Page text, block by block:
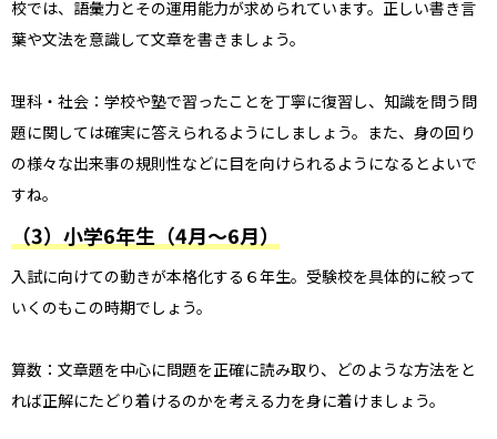
校では、語彙力とその運用能力が求められています。正しい書き言
葉や文法を意識して文章を書きましょう。
理科・社会：学校や塾で習ったことを丁寧に復習し、知識を問う問
題に関しては確実に答えられるようにしましょう。また、身の回り
の様々な出来事の規則性などに目を向けられるようになるとよいで
すね。
（3）小学6年生（4月～6月）
入試に向けての動きが本格化する６年生。受験校を具体的に絞って
いくのもこの時期でしょう。
算数：文章題を中心に問題を正確に読み取り、どのような方法をと
れば正解にたどり着けるのかを考える力を身に着けましょう。